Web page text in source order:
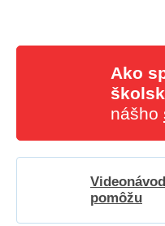
Ako
nášho
pomôžu